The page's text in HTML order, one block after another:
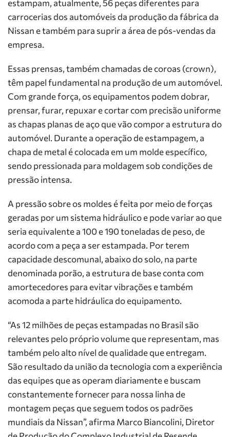
estampam, atualmente, 56 peças diferentes para
carrocerias dos automóveis da produção da fábrica da
Nissan e também para suprir a área de pós-vendas da
empresa.
Essas prensas, também chamadas de coroas (crown),
têm papel fundamental na produção de um automóvel.
Com grande força, os equipamentos podem dobrar,
prensar, furar, repuxar e cortar com precisão uniforme
as chapas planas de aço que vão compor a estrutura do
automóvel. Durante a operação de estampagem, a
chapa de metal é colocada em um molde específico,
sendo pressionada para moldagem sob condições de
pressão intensa.
A pressão sobre os moldes é feita por meio de forças
geradas por um sistema hidráulico e pode variar ao que
seria equivalente a 100 e 190 toneladas de peso, de
acordo com a peça a ser estampada. Por terem
capacidade descomunal, abaixo do solo, na parte
denominada porão, a estrutura de base conta com
amortecedores para evitar vibrações e também
acomoda a parte hidráulica do equipamento.
“As 12 milhões de peças estampadas no Brasil são
relevantes pelo próprio volume que representam, mas
também pelo alto nível de qualidade que entregam.
São resultado da união da tecnologia com a experiência
das equipes que as operam diariamente e buscam
constantemente fornecer para nossa linha de
montagem peças que seguem todos os padrões
mundiais da Nissan”, afirma Marco Biancolini, Diretor